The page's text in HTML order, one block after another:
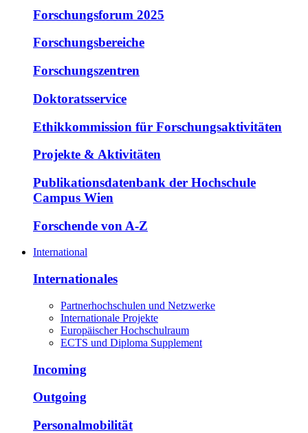
Forschungsforum 2025
Forschungsbereiche
Forschungszentren
Doktoratsservice
Ethikkommission für Forschungsaktivitäten
Projekte & Aktivitäten
Publikationsdatenbank der Hochschule
Campus Wien
Forschende von A-Z
International
Internationales
Partnerhochschulen und Netzwerke
Internationale Projekte
Europäischer Hochschulraum
ECTS und Diploma Supplement
Incoming
Outgoing
Personalmobilität